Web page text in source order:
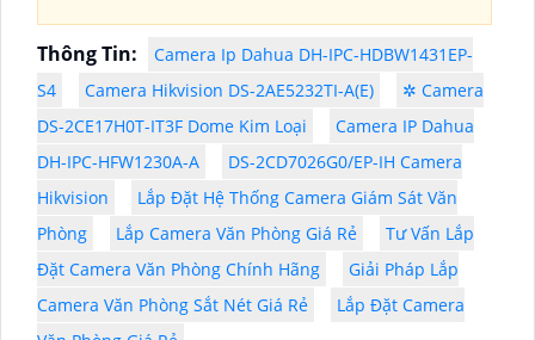
Thông Tin:
Camera Ip Dahua DH-IPC-HDBW1431EP-
S4
Camera Hikvision DS-2AE5232TI-A(E)
✲ Camera
DS-2CE17H0T-IT3F Dome Kim Loại
Camera IP Dahua
DH-IPC-HFW1230A-A
DS-2CD7026G0/EP-IH Camera
Hikvision
Lắp Đặt Hệ Thống Camera Giám Sát Văn
Phòng
Lắp Camera Văn Phòng Giá Rẻ
Tư Vấn Lắp
Đặt Camera Văn Phòng Chính Hãng
Giải Pháp Lắp
Camera Văn Phòng Sắt Nét Giá Rẻ
Lắp Đặt Camera